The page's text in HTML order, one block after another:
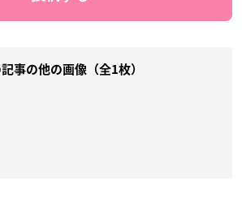
事の他の画像（全1枚）